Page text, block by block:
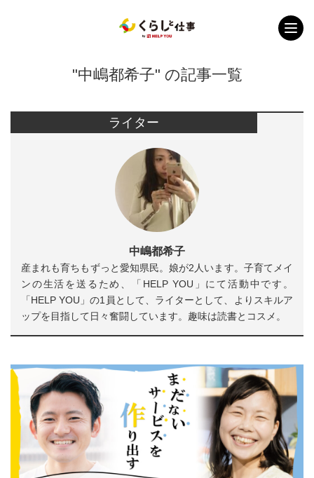
"中嶋都希子" の記事一覧
ライター
中嶋都希子
産まれも育ちもずっと愛知県民。娘が2人います。子育てメイ
ンの生活を送るため、「HELP YOU」にて活動中です。
「HELP YOU」の1員として、ライターとして、よりスキルア
ップを目指して日々奮闘しています。趣味は読書とコスメ。